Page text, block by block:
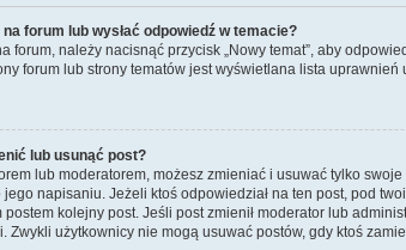
forum lub wysłać odpowiedź w temacie?
forum, należy nacisnąć przycisk „Nowy temat”, aby
forum lub strony tematów jest wyświetlana lista
lub usunąć post?
lub moderatorem, możesz zmieniać i usuwać tylko
napisaniu. Jeżeli ktoś odpowiedział na ten post, pod
postem kolejny post. Jeśli post zmienił moderator lub
Zwykli użytkownicy nie mogą usuwać postów, gdy ktoś